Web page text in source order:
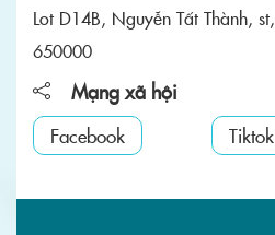
Lot D14B, Nguyễn Tất Thành,
650000
Mạng xã hội
Facebook Tiktok